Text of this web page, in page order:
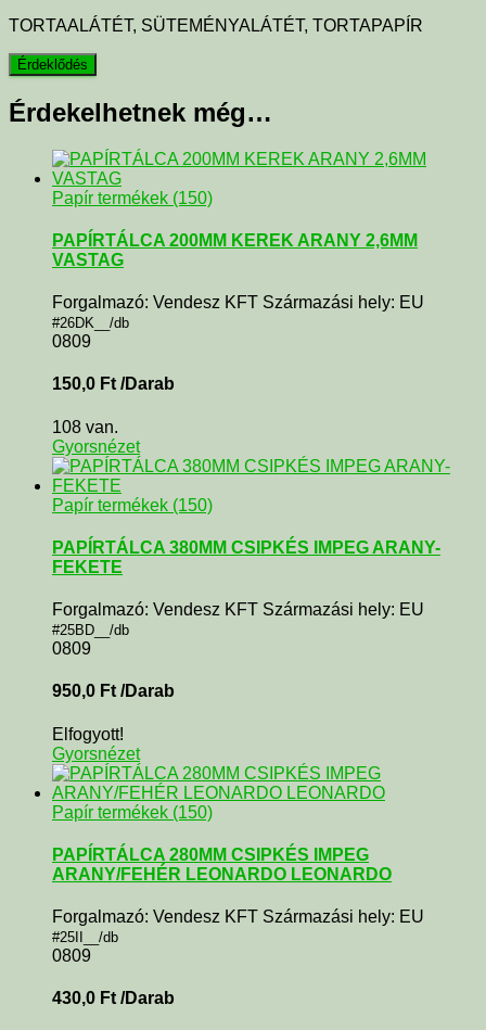
TORTAALÁTÉT, SÜTEMÉNYALÁTÉT, TORTAPAPÍR
Érdekelhetnek még…
Papír termékek (150)
PAPÍRTÁLCA 200MM KEREK ARANY 2,6MM
VASTAG
Forgalmazó: Vendesz KFT Származási hely: EU
#26DK__/db
0809
150,0 Ft /Darab
108 van.
Gyorsnézet
Papír termékek (150)
PAPÍRTÁLCA 380MM CSIPKÉS IMPEG ARANY-
FEKETE
Forgalmazó: Vendesz KFT Származási hely: EU
#25BD__/db
0809
950,0 Ft /Darab
Elfogyott!
Gyorsnézet
Papír termékek (150)
PAPÍRTÁLCA 280MM CSIPKÉS IMPEG
ARANY/FEHÉR LEONARDO LEONARDO
Forgalmazó: Vendesz KFT Származási hely: EU
#25II__/db
0809
430,0 Ft /Darab